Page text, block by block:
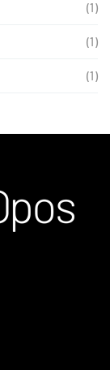
(1)
(1)
(1)